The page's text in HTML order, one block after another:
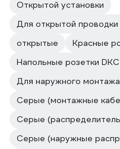
Открытой установки
открытые
Красные
Напольные розетки DKC
Серые (монтажные
Серые